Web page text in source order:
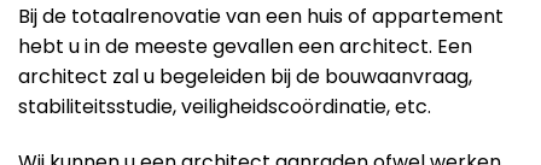
Bij de totaalrenovatie van een huis of appartement
hebt u in de meeste gevallen een architect. Een
architect zal u begeleiden bij de bouwaanvraag,
stabiliteitsstudie, veiligheidscoördinatie, etc.